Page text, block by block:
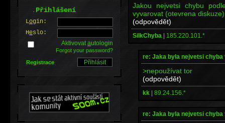
Jakou nejvetsi chybu
vyvarovat (otevrena
(odpovědět)
SilkChyba | 185.220.101.*
re: Jaka byla nejvetsi chyba
>nepoužívat tor
(odpovědět)
kk | 89.24.156.*
re: Jaka byla nejvetsi chyba
.Přihlášení
Login:
Heslo:
Aktivovatautologin
Forgot your password?
Registrace